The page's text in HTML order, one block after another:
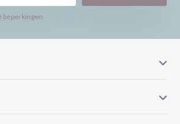
beperkingen